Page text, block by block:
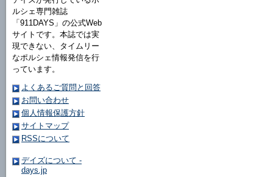
ルシェ専門雑誌
「911DAYS」の公式Web
サイトです。本誌では実
現できない、タイムリー
なポルシェ情報発信を行
っています。
よくあるご質問と回答
お問い合わせ
個人情報保護方針
サイトマップ
RSSについて
デイズについて -
days.jp